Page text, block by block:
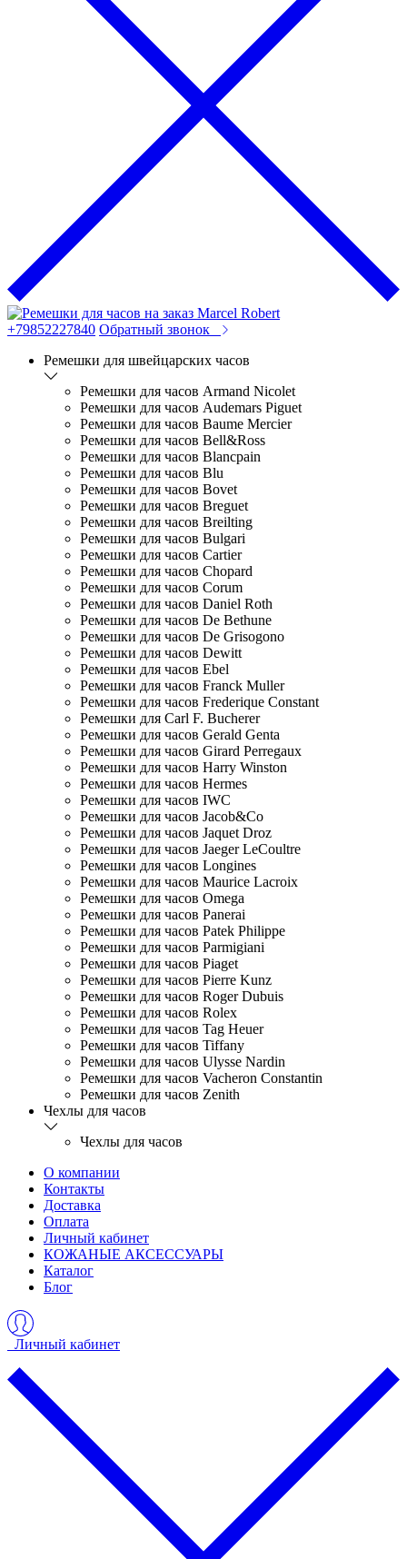
+79852227840 Обратный звонок
Ремешки для швейцарских часов
Ремешки для часов Armand Nicolet
Ремешки для часов Audemars Piguet
Ремешки для часов Baume Mercier
Ремешки для часов Bell&Ross
Ремешки для часов Blancpain
Ремешки для часов Blu
Ремешки для часов Bovet
Ремешки для часов Breguet
Ремешки для часов Breilting
Ремешки для часов Bulgari
Ремешки для часов Cartier
Ремешки для часов Chopard
Ремешки для часов Corum
Ремешки для часов Daniel Roth
Ремешки для часов De Bethune
Ремешки для часов De Grisogono
Ремешки для часов Dewitt
Ремешки для часов Ebel
Ремешки для часов Franck Muller
Ремешки для часов Frederique Constant
Ремешки для Carl F. Bucherer
Ремешки для часов Gerald Genta
Ремешки для часов Girard Perregaux
Ремешки для часов Harry Winston
Ремешки для часов Hermes
Ремешки для часов IWC
Ремешки для часов Jacob&Co
Ремешки для часов Jaquet Droz
Ремешки для часов Jaeger LeCoultre
Ремешки для часов Longines
Ремешки для часов Maurice Lacroix
Ремешки для часов Omega
Ремешки для часов Panerai
Ремешки для часов Patek Philippe
Ремешки для часов Parmigiani
Ремешки для часов Piaget
Ремешки для часов Pierre Kunz
Ремешки для часов Roger Dubuis
Ремешки для часов Rolex
Ремешки для часов Tag Heuer
Ремешки для часов Tiffany
Ремешки для часов Ulysse Nardin
Ремешки для часов Vacheron Constantin
Ремешки для часов Zenith
Чехлы для часов
Чехлы для часов
О компании
Контакты
Доставка
Оплата
Личный кабинет
КОЖАНЫЕ АКСЕССУАРЫ
Каталог
Блог
Личный кабинет